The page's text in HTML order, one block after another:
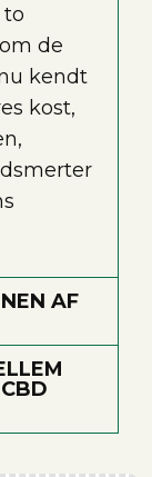
de
kendt
kost,
AF